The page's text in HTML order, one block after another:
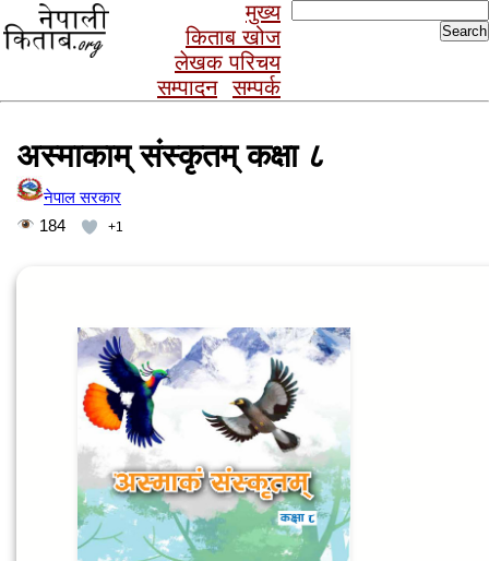
मुख्य
किताब खोज
लेखक परिचय
सम्पादन
सम्पर्क
for:
अस्माकाम् संस्कृतम् कक्षा ८
नेपाल सरकार
184
+1